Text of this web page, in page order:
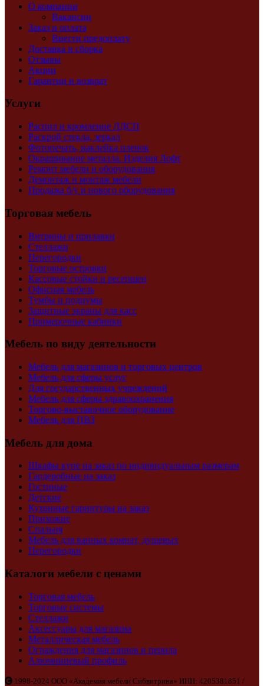
О компании
Вакансии
Заказ и оплата
Внести предоплату
Доставка и сборка
Отзывы
Акции
Гарантии и возврат
Услуги
Распил и кромление ЛДСП
Раскрой стекла, зеркал
Фотопечать, наклейка пленок
Окрашивание металла. Изделия Лофт
Ремонт мебели и оборудования
Демонтаж и монтаж мебели
Продажа б/у и нового оборудования
Торговая мебель
Витрины и прилавки
Стеллажи
Перегородки
Торговые островки
Кассовые стойки и ресепшен
Офисная мебель
Тумбы и подиумы
Защитные экраны для касс
Примерочные кабинки
Мебель по виду деятельности
Мебель для магазинов и торговых центров
Мебель для сферы услуг
Для государственных учреждений
Мебель для сферы здравоохранения
Торгово-выставочное оборудование
Мебель для ПВЗ
Мебель для дома
Шкафы купе на заказ по индивидуальным размерам
Гардеробные на заказ
Гостиные
Детские
Кухонные гарнитуры на заказ
Прихожие
Спальня
Мебель для ванных комнат, душевых
Перегородки
Каталоги мебели с ценами
Торговая мебель
Торговые системы
Стеллажи
Аксессуары для магазина
Металлическая мебель
Ограждения для магазинов и перила
Алюминиевый профиль
1998-2024 ООО «Академия мебели Сибвитрина» ИНН: 4205381851 /